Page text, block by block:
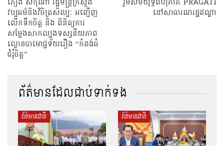
ភឿង សកុណា រដ្ឋមន្ត្រីក្រសួង
វប្បធម៌និងវិចិត្រសិល្បៈ អញ្ជេីញ
លើកទឹកចិត្ត និង ពិនិត្យការ
សម្តែងសាកល្បងទស្សនីយភាព
ល្ខោនបាមោជ្ជទ័យរឿង “កំពង់ធំ
ជំរុំចិត្ត”
រួមសមយុទ្ធពហុភាគី PRAGATI
នៅសាធារណរដ្ឋឥណ្ឌា
ព័ត៌មានដែលជាប់ទាក់ទង
ព័ត៌មានជាតិ ព័ត៌មានជាតិ